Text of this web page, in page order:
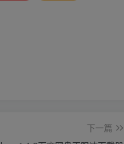
下一篇